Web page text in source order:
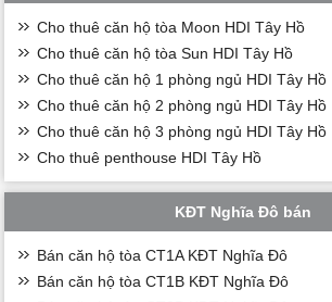
Cho thuê căn hộ tòa Moon HDI Tây Hồ
Cho thuê căn hộ tòa Sun HDI Tây Hồ
Cho thuê căn hộ 1 phòng ngủ HDI Tây Hồ
Cho thuê căn hộ 2 phòng ngủ HDI Tây Hồ
Cho thuê căn hộ 3 phòng ngủ HDI Tây Hồ
Cho thuê penthouse HDI Tây Hồ
KĐT Nghĩa Đô bán
Bán căn hộ tòa CT1A KĐT Nghĩa Đô
Bán căn hộ tòa CT1B KĐT Nghĩa Đô